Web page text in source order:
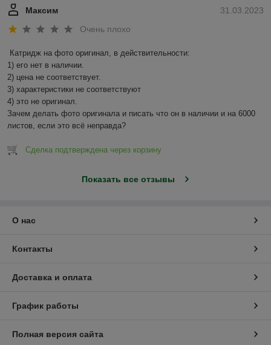
31.03.2023
Максим
Очень плохо
Катридж на фото оригинал, в действительности:
1) его нет в наличии.
2) цена не соответствует.
3) характеристики не соответствуют
4) это не оригинал.
Зачем делать фото оригинала и писать что он в наличии и на 6000
листов, если это всё неправда?
Сделка подтверждена через корзину
Показать все отзывы
О нас
Контакты
Доставка и оплата
График работы
Полная версия сайта